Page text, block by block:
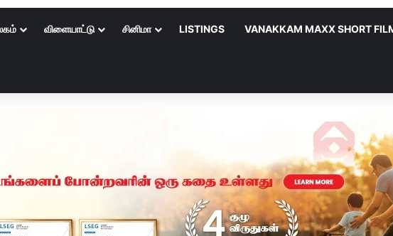
விளையாட்டு சினிமா LISTINGS VANAKKAM MAXX SHORT